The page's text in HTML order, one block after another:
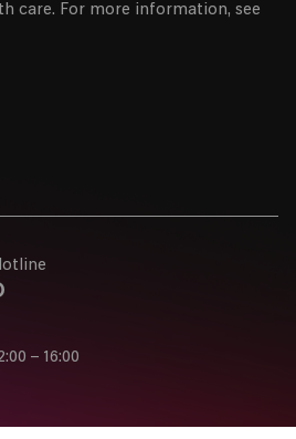
care. For more information, see
– 16:00